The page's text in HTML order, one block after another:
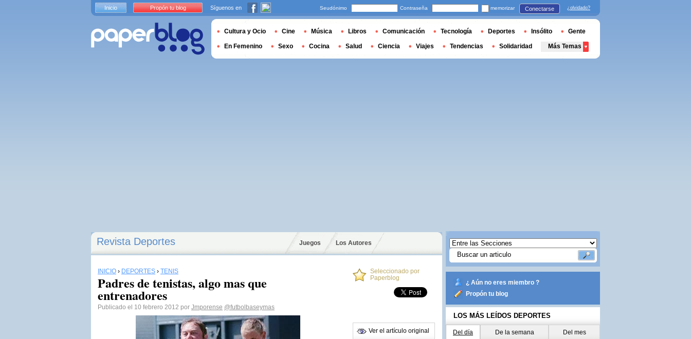
Revista Deportes Juegos Los Autores
INICIO › DEPORTES › TENIS
Padres de tenistas, algo mas que
entrenadores
Publicado el 10 febrero 2012 por Jmporense @futbolbaseymas
Seleccionado por
Paperblog
Ver el artículo original
¿ Aún no eres miembro ?
Propón tu blog
LOS MÁS LEÍDOS DEPORTES
Del día De la semana Del mes
Inicio Propón tu blog Síguenos en Seudónimo Contraseña memorizar Conectarse ¿olvidado?
Cultura y Ocio Cine Música Libros Comunicación Tecnología Deportes Insólito Gente
En Femenino Sexo Cocina Salud Ciencia Viajes Tendencias Solidaridad Más Temas